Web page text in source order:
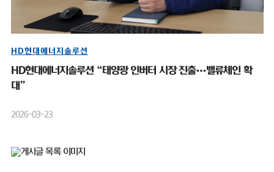
HD현대에너지솔루션
HD현대에너지솔루션 “태양광 인버터 시장 진출…밸류체인 확
대”
2026-03-23